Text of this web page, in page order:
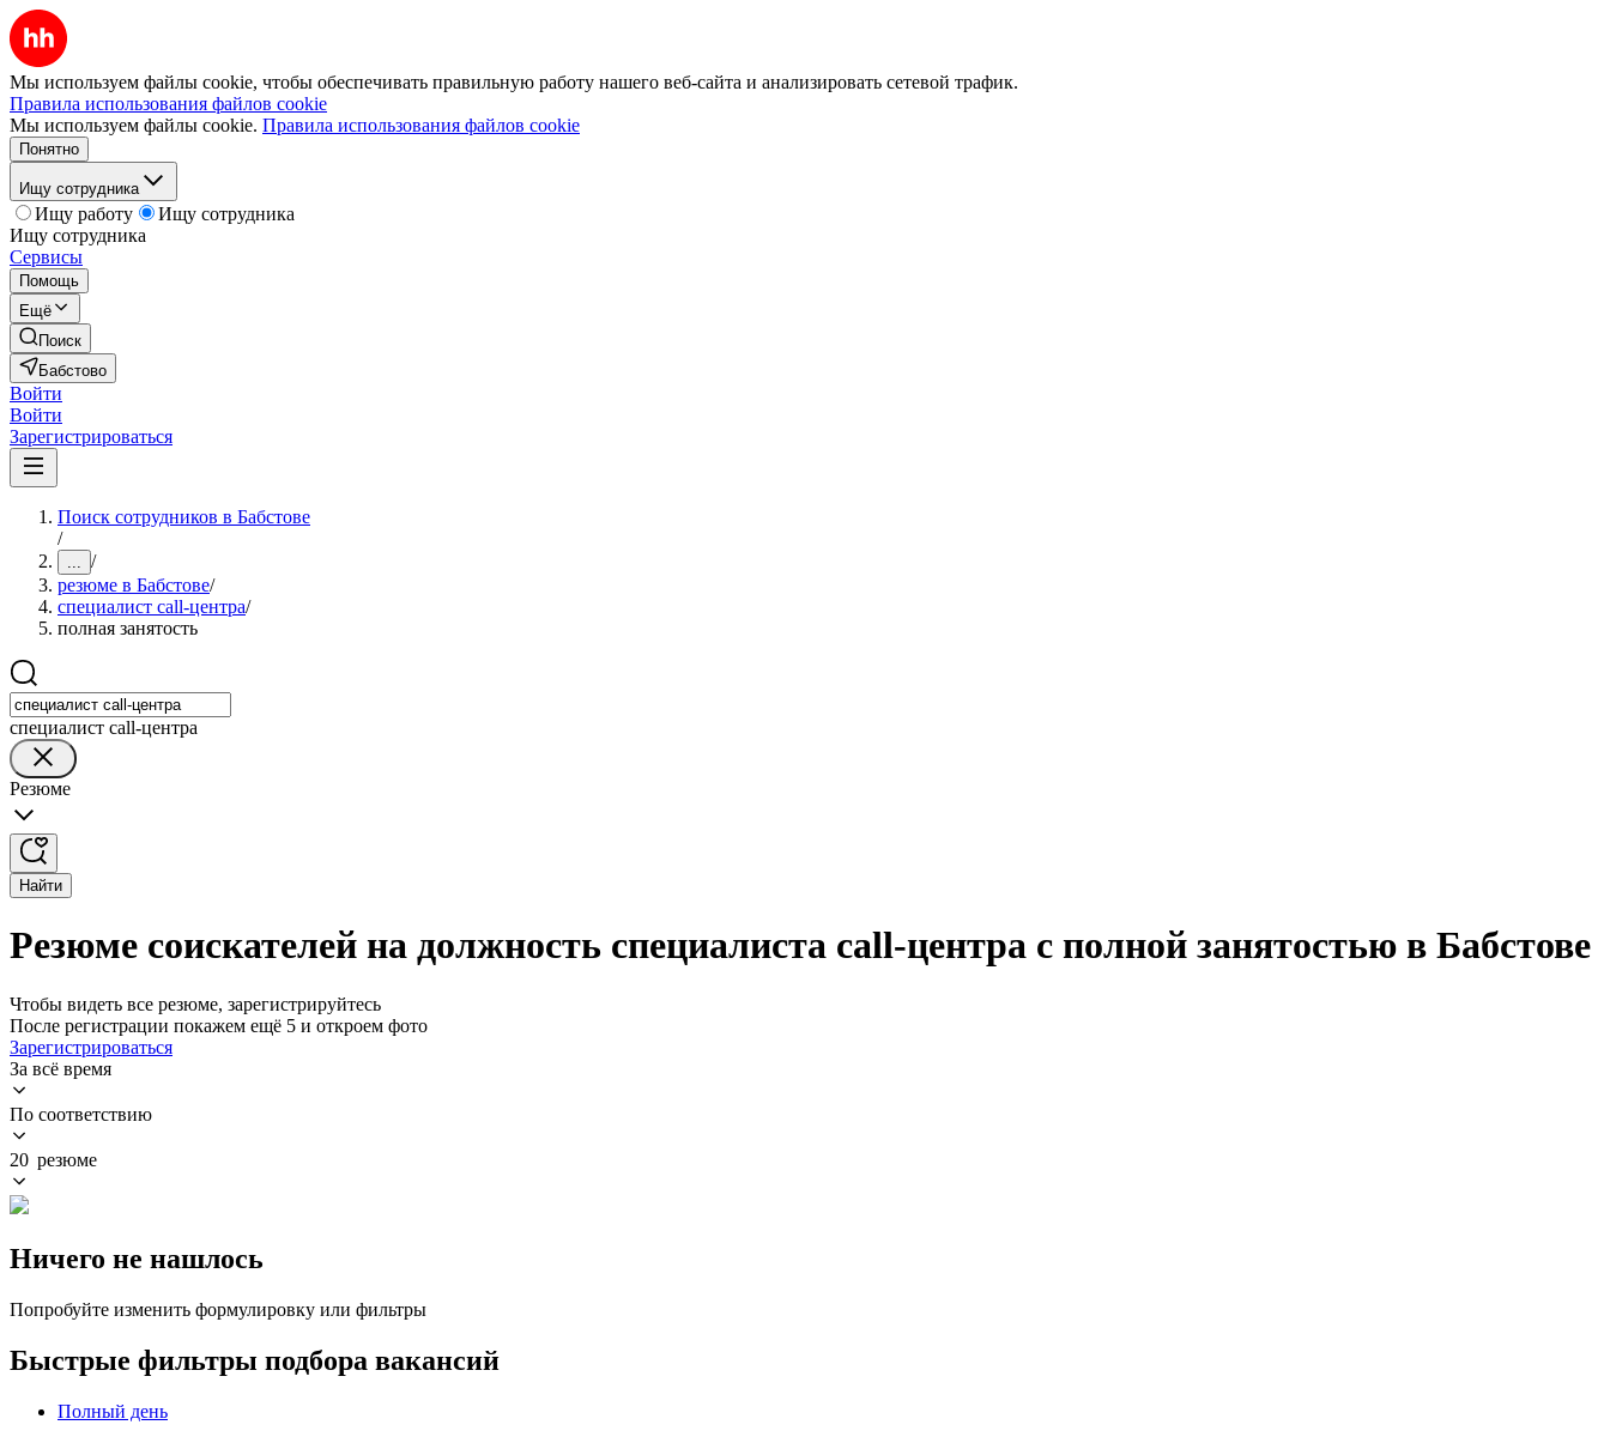
Мы используем файлы cookie, чтобы обеспечивать правильную работу нашего веб-сайта и анализировать сетевой трафик.
Правила использования файлов cookie
Мы используем файлы cookie. Правила использования файлов cookie
Понятно
Ищу сотрудника
Ищу работу
Ищу сотрудника
Ищу сотрудника
Сервисы
Помощь
Ещё
Поиск
Бабстово
Войти
Войти
Зарегистрироваться
Поиск сотрудников в Бабстове
/
... /
резюме в Бабстове/
специалист call-центра/
полная занятость
специалист call-центра
Резюме
Найти
Резюме соискателей на должность специалиста call-центра с полной занятостью в Бабстове
Чтобы видеть все резюме, зарегистрируйтесь
После регистрации покажем ещё 5 и откроем фото
Зарегистрироваться
За всё время
По соответствию
20 резюме
Ничего не нашлось
Попробуйте изменить формулировку или фильтры
Быстрые фильтры подбора вакансий
Полный день